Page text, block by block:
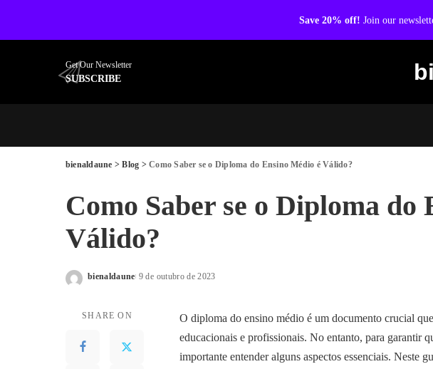
Save 20% off! Join our
Get Our Newsletter
SUBSCRIBE
bienaldaune >Blog >Como Saber se o Diploma do Ensino Médio é Válido?
Como Saber se o Diploma do
Válido?
Posted
bienaldaune 9 de outubro de 2023
SHARE ON
O diploma do ensino médio é um documento crucial
educacionais e profissionais. No entanto, para garantir
importante entender alguns aspectos essenciais. Neste